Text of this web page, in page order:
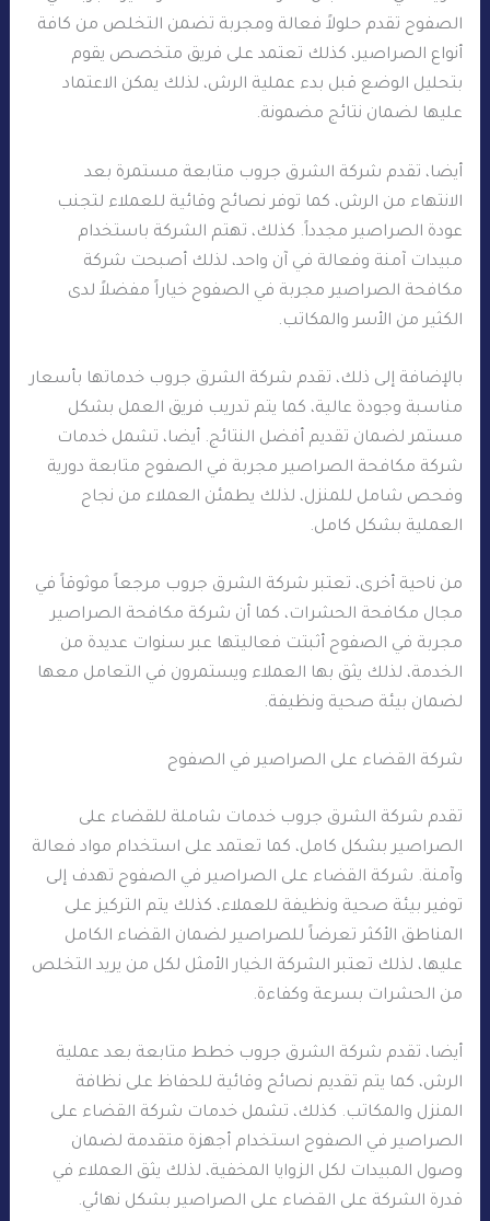
الصفوح تقدم حلولاً فعالة ومجربة تضمن التخلص من كافة
أنواع الصراصير، كذلك تعتمد على فريق متخصص يقوم
بتحليل الوضع قبل بدء عملية الرش، لذلك يمكن الاعتماد
عليها لضمان نتائج مضمونة.
أيضا، تقدم شركة الشرق جروب متابعة مستمرة بعد
الانتهاء من الرش، كما توفر نصائح وقائية للعملاء لتجنب
عودة الصراصير مجدداً. كذلك، تهتم الشركة باستخدام
مبيدات آمنة وفعالة في آن واحد، لذلك أصبحت شركة
مكافحة الصراصير مجربة في الصفوح خياراً مفضلاً لدى
الكثير من الأسر والمكاتب.
بالإضافة إلى ذلك، تقدم شركة الشرق جروب خدماتها بأسعار
مناسبة وجودة عالية، كما يتم تدريب فريق العمل بشكل
مستمر لضمان تقديم أفضل النتائج. أيضا، تشمل خدمات
شركة مكافحة الصراصير مجربة في الصفوح متابعة دورية
وفحص شامل للمنزل، لذلك يطمئن العملاء من نجاح
العملية بشكل كامل.
من ناحية أخرى، تعتبر شركة الشرق جروب مرجعاً موثوقاً في
مجال مكافحة الحشرات، كما أن شركة مكافحة الصراصير
مجربة في الصفوح أثبتت فعاليتها عبر سنوات عديدة من
الخدمة، لذلك يثق بها العملاء ويستمرون في التعامل معها
لضمان بيئة صحية ونظيفة.
شركة القضاء على الصراصير في الصفوح
تقدم شركة الشرق جروب خدمات شاملة للقضاء على
الصراصير بشكل كامل، كما تعتمد على استخدام مواد فعالة
وآمنة. شركة القضاء على الصراصير في الصفوح تهدف إلى
توفير بيئة صحية ونظيفة للعملاء، كذلك يتم التركيز على
المناطق الأكثر تعرضاً للصراصير لضمان القضاء الكامل
عليها، لذلك تعتبر الشركة الخيار الأمثل لكل من يريد التخلص
من الحشرات بسرعة وكفاءة.
أيضا، تقدم شركة الشرق جروب خطط متابعة بعد عملية
الرش، كما يتم تقديم نصائح وقائية للحفاظ على نظافة
المنزل والمكاتب. كذلك، تشمل خدمات شركة القضاء على
الصراصير في الصفوح استخدام أجهزة متقدمة لضمان
وصول المبيدات لكل الزوايا المخفية، لذلك يثق العملاء في
قدرة الشركة على القضاء على الصراصير بشكل نهائي.